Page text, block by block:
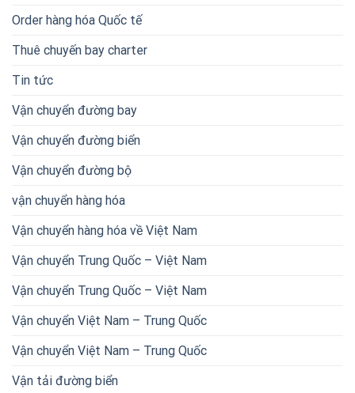
Order hàng hóa Quốc tế
Thuê chuyến bay charter
Tin tức
Vận chuyển đường bay
Vận chuyển đường biển
Vận chuyển đường bộ
vận chuyển hàng hóa
Vận chuyển hàng hóa về Việt Nam
Vận chuyển Trung Quốc – Việt Nam
Vận chuyển Trung Quốc – Việt Nam
Vận chuyển Việt Nam – Trung Quốc
Vận chuyển Việt Nam – Trung Quốc
Vận tải đường biển